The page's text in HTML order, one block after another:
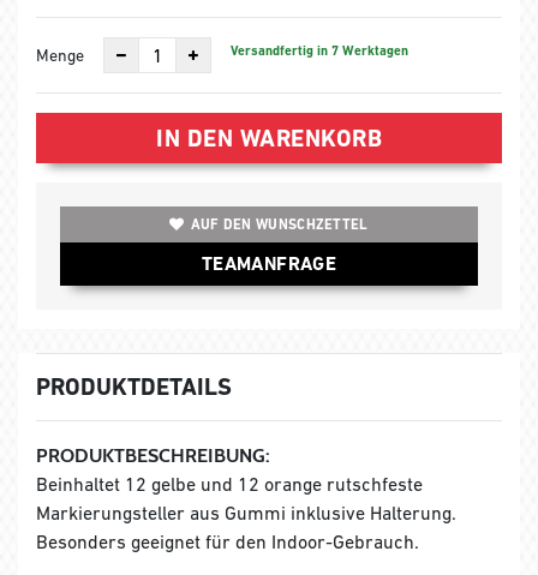
Menge Versandfertig in 7 Werktagen
IN DEN WARENKORB
AUF DEN WUNSCHZETTEL
TEAMANFRAGE
PRODUKTDETAILS
PRODUKTBESCHREIBUNG:
Beinhaltet 12 gelbe und 12 orange rutschfeste
Markierungsteller aus Gummi inklusive Halterung.
Besonders geeignet für den Indoor-Gebrauch.